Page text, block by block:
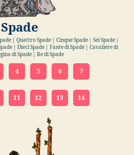
Spade
| Quattro Spade | Cinque Spade | Sei Spade |
| Dieci Spade | Fante di Spade | Cavaliere di
di Spade | Re di Spade
4 5 6 7
11 12 13 14